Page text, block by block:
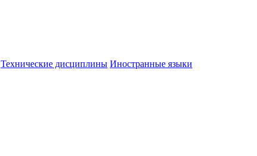
Технические дисциплины Иностранные языки